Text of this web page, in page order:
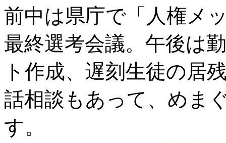
前中は県庁で「人権メ
最終選考会議。午後は
ト作成、遅刻生徒の居
話相談もあって、めま
す。